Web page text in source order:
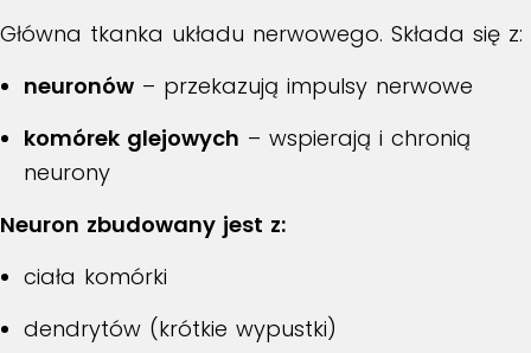
Główna tkanka układu nerwowego. Składa się z:
neuronów – przekazują impulsy nerwowe
komórek glejowych – wspierają i chronią
neurony
Neuron zbudowany jest z:
ciała komórki
dendrytów (krótkie wypustki)